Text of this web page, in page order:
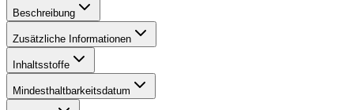
Beschreibung
Zusätzliche Informationen
Inhaltsstoffe
Mindesthaltbarkeitsdatum